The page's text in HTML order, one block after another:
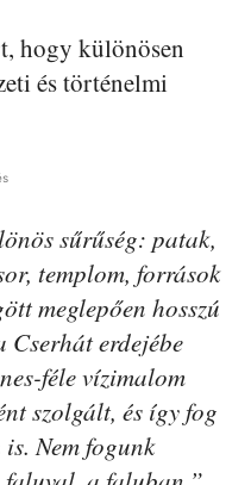
hogy különösen
és történelmi
sűrűség: patak,
templom, források
meglepően hosszú
Cserhát erdejébe
féle vízimalom
szolgált, és így fog
Nem fogunk